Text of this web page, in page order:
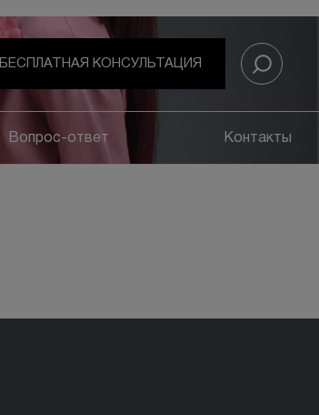
БЕСПЛАТНАЯ КОНСУЛЬТАЦИЯ
Вопрос-ответ Контакты